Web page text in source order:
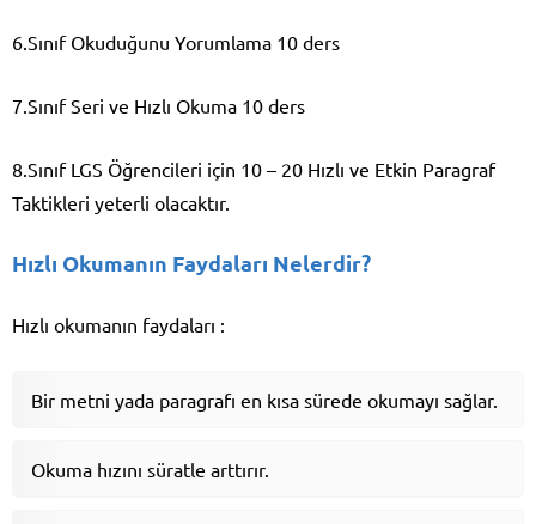
6.Sınıf Okuduğunu Yorumlama 10 ders
7.Sınıf Seri ve Hızlı Okuma 10 ders
8.Sınıf LGS Öğrencileri için 10 – 20 Hızlı ve Etkin Paragraf
Taktikleri yeterli olacaktır.
Hızlı Okumanın Faydaları Nelerdir?
Hızlı okumanın faydaları :
Bir metni yada paragrafı en kısa sürede okumayı sağlar.
Okuma hızını süratle arttırır.